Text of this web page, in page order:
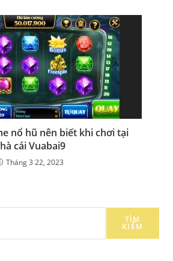
nổ hũ nên biết khi chơi tại
cái Vuabai9
Tháng 3 22, 2023
TÌM
KIẾM